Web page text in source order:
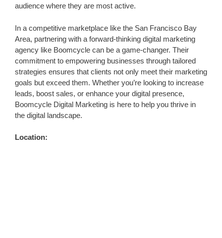
audience where they are most active.
In a competitive marketplace like the San Francisco Bay
Area, partnering with a forward-thinking digital marketing
agency like Boomcycle can be a game-changer. Their
commitment to empowering businesses through tailored
strategies ensures that clients not only meet their marketing
goals but exceed them. Whether you’re looking to increase
leads, boost sales, or enhance your digital presence,
Boomcycle Digital Marketing is here to help you thrive in
the digital landscape.
Location: